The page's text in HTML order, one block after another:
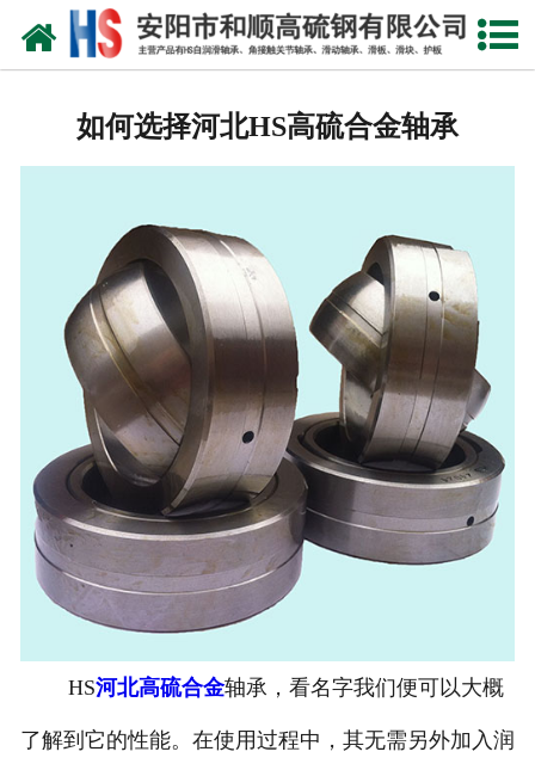
网站首页
产品性能
技术参数
业绩证明
联系我们
如何选择河北HS高硫合金轴承
HS河北高硫合金轴承，看名字我们便可以大概
了解到它的性能。在使用过程中，其无需另外加入润